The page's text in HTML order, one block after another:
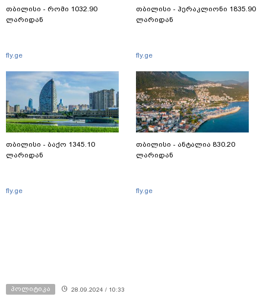
თბილისი - რომი 1032.90
ლარიდან
fly.ge
თბილისი - ბაქო 1345.10
ლარიდან
fly.ge
თბილისი - ჰერაკლიონი 1835.90
ლარიდან
fly.ge
თბილისი - ანტალია 830.20
ლარიდან
fly.ge
პოლიტიკა 28.09.2024 / 10:33